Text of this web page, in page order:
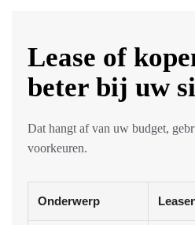
Lease of
beter bij uw
Dat hangt af van uw budget,
voorkeuren.
Onderwerp